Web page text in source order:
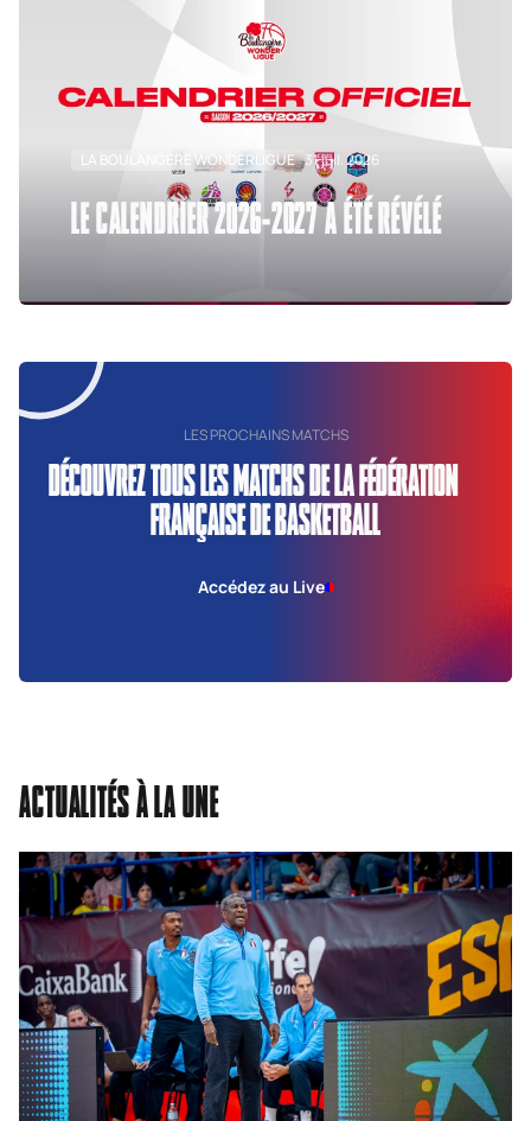
LA BOULANGÈRE WONDERLIGUE 31 juil. 2026
LE CALENDRIER 2026-2027 A ÉTÉ RÉVÉLÉ
LES PROCHAINS MATCHS
DÉCOUVREZ TOUS LES MATCHS DE LA FÉDÉRATION
FRANÇAISE DE BASKETBALL
Accédez au Live
ACTUALITÉS À LA UNE